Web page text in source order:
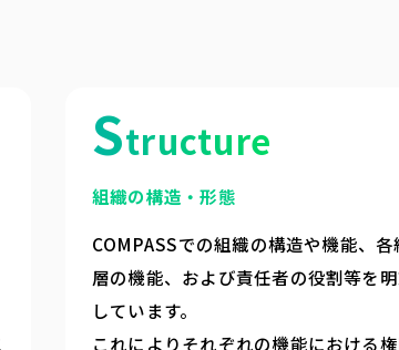
Structure
組織の構造・形態
COMPASSでの組織の構造や機能、各
層の機能、および責任者の役割等を
しています。
これによりそれぞれの機能における